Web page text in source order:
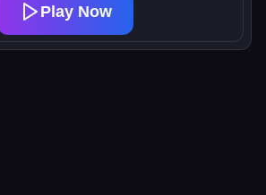
Play Now